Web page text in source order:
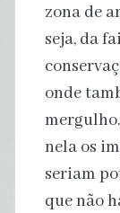
zona de
seja, da
onde
nela os
seriam
que não